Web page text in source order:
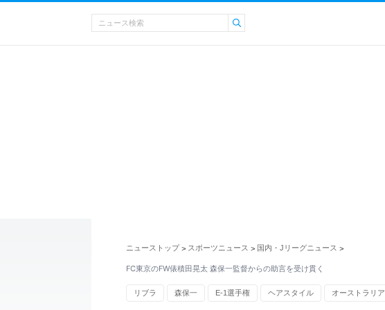
ニューストップ > スポーツニュース > 国内・Jリーグニュース >
FC東京のFW俵積田晃太 森保一監督からの助言を受け貫く
リブラ 森保一 E-1選手権 ヘアスタイル オーストラリア